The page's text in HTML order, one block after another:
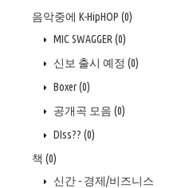
음악중에 K-HipHOP (0)
MIC SWAGGER (0)
신보 출시 예정 (0)
Boxer(0)
공개곡 모음 (0)
DIss?? (0)
책 (0)
신간 - 경제/비즈니스